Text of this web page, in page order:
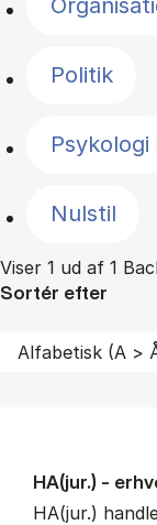
Politik
Psykologi
Nulstil
Viser 1 ud af 1
Sortér efter
HA(jur.) -
HA(jur.)